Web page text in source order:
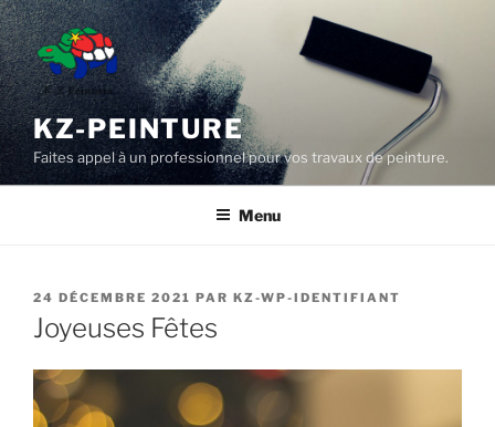
Aller
au
contenu
principal
KZ-PEINTURE
Faites appel à un professionnel pour vos travaux de peinture.
Menu
PUBLIÉ
LE
24 DÉCEMBRE 2021 PAR KZ-WP-IDENTIFIANT
Joyeuses Fêtes